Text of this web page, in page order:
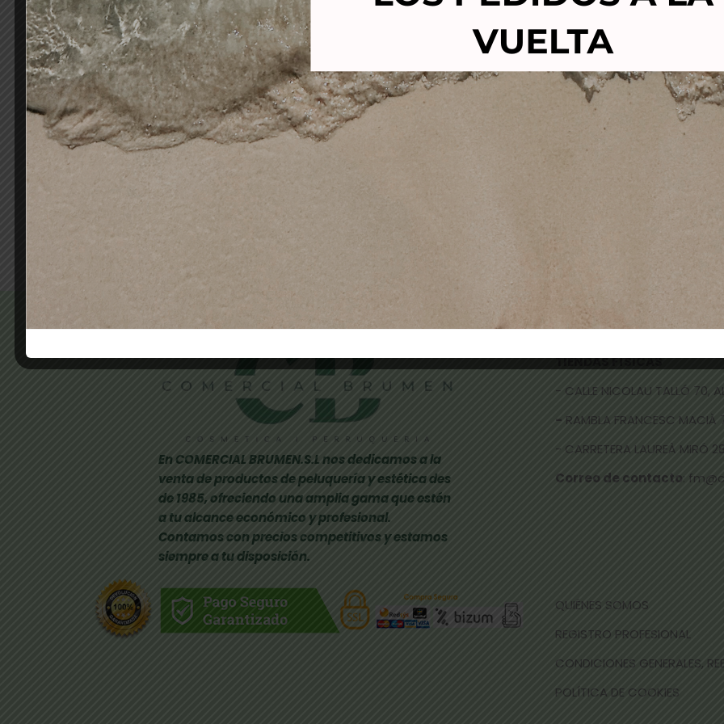
ALCANTARA TINTE SIN
AMONIACO PREMIUM VIOLETT
6-83 RUBIO OSCURO MARRÓN
DORADO
10,50 €
Añadir al carrito
ALCANTARA TINTE SIN
AMONIACO PREMIUM VIOLETT
6-3 RUBIO OSCURO DORADO
Añadir al carrito
MONTIBELLO FIBRE
SHAMPOO 300ml-
reparador
13,00 € €
Añadir al carrito
En COMERCIAL BRUMEN.S.L nos dedicamos a la
venta de productos de peluquería y estética des
de 1985, ofreciendo una amplia gama que estén
a tu alcance económico y profesional.
Contamos con precios competitivos y estamos
siempre a tu disposición.
TIENDAS FÍSICAS
- CALLE NICOLAU TALLÓ 70,
- RAMBLA FRANCESC MACIÀ
- CARRETERA LAUREÀ MIRÓ
Correo de contacto:
QUIÉNES SOMOS
REGISTRO PROFESIONAL
CONDICIONES GENERALES,
POLÍTICA DE COOKIES